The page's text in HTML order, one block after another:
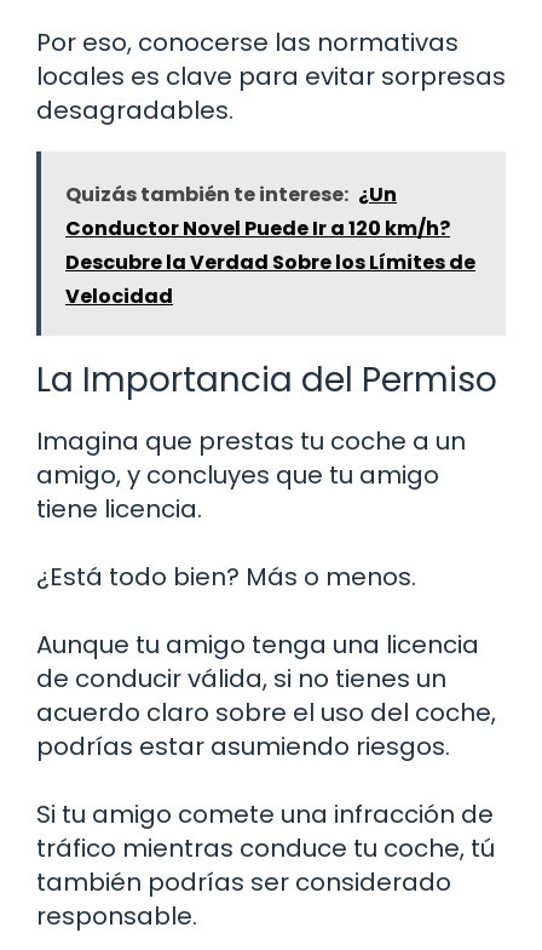
Por eso, conocerse las normativas
locales es clave para evitar sorpresas
desagradables.
Quizás también te interese: ¿Un
Conductor Novel Puede Ir a 120 km/h?
Descubre la Verdad Sobre los Límites de
Velocidad
La Importancia del Permiso
Imagina que prestas tu coche a un
amigo, y concluyes que tu amigo
tiene licencia.
¿Está todo bien? Más o menos.
Aunque tu amigo tenga una licencia
de conducir válida, si no tienes un
acuerdo claro sobre el uso del coche,
podrías estar asumiendo riesgos.
Si tu amigo comete una infracción de
tráfico mientras conduce tu coche, tú
también podrías ser considerado
responsable.